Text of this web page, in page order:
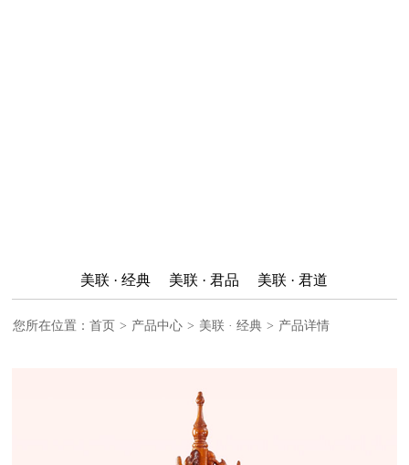
美联 · 经典 美联 · 君品 美联 · 君道
您所在位置：首页 > 产品中心 > 美联 · 经典 > 产品详情